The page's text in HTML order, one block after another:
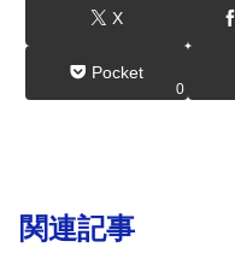
X
Pocket
0
関連記事